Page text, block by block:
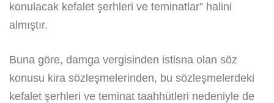
konulacak kefalet şerhleri ve teminatlar” halini
almıştır.
Buna göre, damga vergisinden istisna olan söz
konusu kira sözleşmelerinden, bu sözleşmelerdeki
kefalet şerhleri ve teminat taahhütleri nedeniyle de